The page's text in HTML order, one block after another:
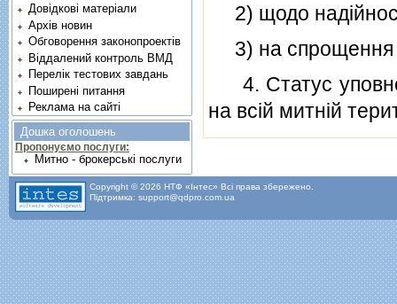
2) щодо
3) на спрощення
4. Статус
на всiй митнiй
Довідкові матеріали
Архів новин
Обговорення законопроектів
Віддалений контроль ВМД
Перелік тестових завдань
Поширені питання
Реклама на сайті
Дошка оголошень
Пропонуємо послуги:
Митно - брокерські послуги
Copyright © 2026 НТФ «Інтес» Всі права збережено.
Підтримка: support@qdpro.com.ua